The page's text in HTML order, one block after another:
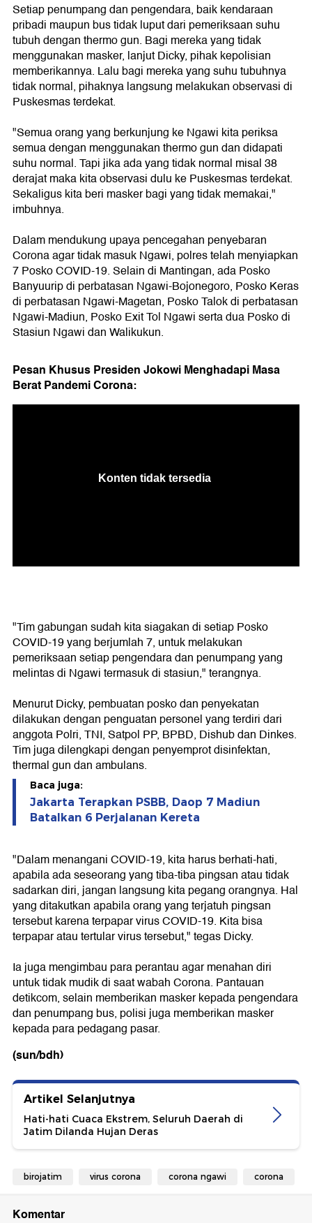
Setiap penumpang dan pengendara, baik kendaraan
pribadi maupun bus tidak luput dari pemeriksaan suhu
tubuh dengan thermo gun. Bagi mereka yang tidak
menggunakan masker, lanjut Dicky, pihak kepolisian
memberikannya. Lalu bagi mereka yang suhu tubuhnya
tidak normal, pihaknya langsung melakukan observasi di
Puskesmas terdekat.
"Semua orang yang berkunjung ke Ngawi kita periksa
semua dengan menggunakan thermo gun dan didapati
suhu normal. Tapi jika ada yang tidak normal misal 38
derajat maka kita observasi dulu ke Puskesmas terdekat.
Sekaligus kita beri masker bagi yang tidak memakai,"
imbuhnya.
Dalam mendukung upaya pencegahan penyebaran
Corona agar tidak masuk Ngawi, polres telah menyiapkan
7 Posko COVID-19. Selain di Mantingan, ada Posko
Banyuurip di perbatasan Ngawi-Bojonegoro, Posko Keras
di perbatasan Ngawi-Magetan, Posko Talok di perbatasan
Ngawi-Madiun, Posko Exit Tol Ngawi serta dua Posko di
Stasiun Ngawi dan Walikukun.
Pesan Khusus Presiden Jokowi Menghadapi Masa
Berat Pandemi Corona:
"Tim gabungan sudah kita siagakan di setiap Posko
COVID-19 yang berjumlah 7, untuk melakukan
pemeriksaan setiap pengendara dan penumpang yang
melintas di Ngawi termasuk di stasiun," terangnya.
Menurut Dicky, pembuatan posko dan penyekatan
dilakukan dengan penguatan personel yang terdiri dari
anggota Polri, TNI, Satpol PP, BPBD, Dishub dan Dinkes.
Tim juga dilengkapi dengan penyemprot disinfektan,
thermal gun dan ambulans.
Baca juga:
Jakarta Terapkan PSBB, Daop 7 Madiun
Batalkan 6 Perjalanan Kereta
"Dalam menangani COVID-19, kita harus berhati-hati,
apabila ada seseorang yang tiba-tiba pingsan atau tidak
sadarkan diri, jangan langsung kita pegang orangnya. Hal
yang ditakutkan apabila orang yang terjatuh pingsan
tersebut karena terpapar virus COVID-19. Kita bisa
terpapar atau tertular virus tersebut," tegas Dicky.
Ia juga mengimbau para perantau agar menahan diri
untuk tidak mudik di saat wabah Corona. Pantauan
detikcom, selain memberikan masker kepada pengendara
dan penumpang bus, polisi juga memberikan masker
kepada para pedagang pasar.
(sun/bdh)
Artikel Selanjutnya
Hati-hati Cuaca Ekstrem, Seluruh Daerah di
Jatim Dilanda Hujan Deras
birojatim virus corona corona ngawi corona